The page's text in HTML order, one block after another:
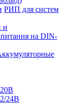
РИП для систем
и
на DIN-
24В